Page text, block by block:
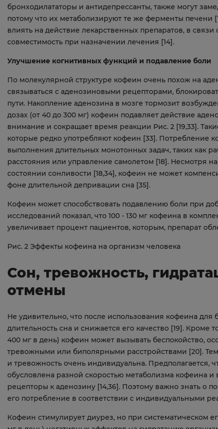
бронходилататоры и антидепрессанты, также могут
потому что их метаболизируют те же ферменты печени
влиять на действие лекарственных препаратов, в
совместимость при назначении лечения [14].
Улучшение когнитивных функций и подавление боли
По молекулярной структуре кофеин очень похож на
связываться с аденозиновыми рецепторами,
пути. Накопление аденозина в мозге тормозит
дозах (от 40 до 300 мг) кофеин подавляет действие
внимание и сокращает время реакции Рис. 2 [19,33].
которые редко употребляют кофеин [33]. Потребление
выполнения длительных монотонных задач, таких как
расстояния или управление самолетом [18]. Несмотря
состоянии сонливости [18,34], кофеин не может
фоне длительной депривации сна [35].
Кофеин может способствовать подавлению боли при
исследований показал, что 100 - 130 мг кофеина в
увеличивает процент пациентов, которым, препарат
Рис. 2 Эффекты кофеина на организм человека
Сон, тревожность,
отмены
Не удивительно, что после использования кофеина для
длительность сна и снижается его качество [19]. Кроме
400 мг в день) кофеин может вызывать беспокойство,
тревожными или биполярными расстройствами [20].
и тревожность очень индивидуальна. Предполагается,
обусловлена разной скоростью метаболизма кофеина
рецепторы к аденозину [14,36]. Поэтому важно знать о
его потребление в соответствии с индивидуальными
Кофеин стимулирует диурез, но при систематическом